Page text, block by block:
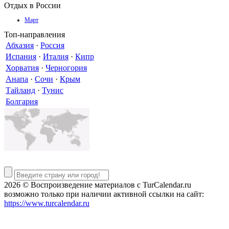
Отдых в России
Март
Топ-направления
Абхазия · Россия
Испания · Италия · Кипр
Хорватия · Черногория
Анапа · Сочи · Крым
Тайланд · Тунис
Болгария
2026 © Воспроизведение материалов c TurCalendar.ru
возможно только при наличии активной ссылки на сайт:
https://www.turcalendar.ru